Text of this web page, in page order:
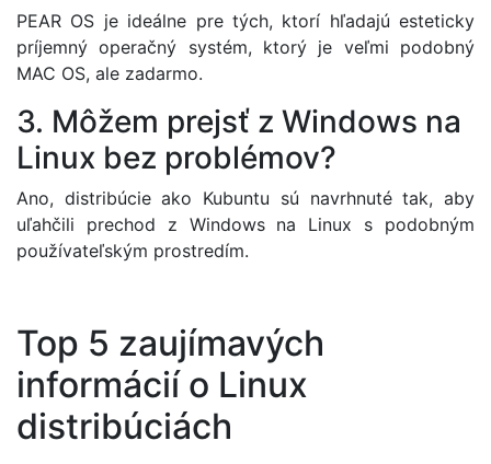
PEAR OS je ideálne pre tých, ktorí hľadajú esteticky
príjemný operačný systém, ktorý je veľmi podobný
MAC OS, ale zadarmo.
3. Môžem prejsť z Windows na
Linux bez problémov?
Ano, distribúcie ako Kubuntu sú navrhnuté tak, aby
uľahčili prechod z Windows na Linux s podobným
používateľským prostredím.
Top 5 zaujímavých
informácií o Linux
distribúciách